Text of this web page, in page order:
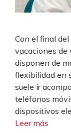
Con el final del
vacaciones de
disponen de
flexibilidad en
suele ir
teléfonos
dispositivos
Leer más